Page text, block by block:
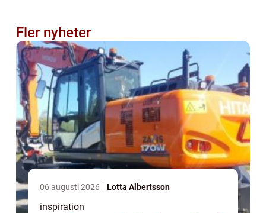
Fler nyheter
06 augusti 2026 Lotta Albertsson
inspiration